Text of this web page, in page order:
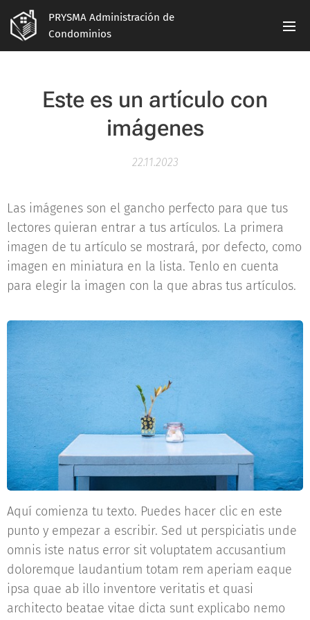
PRYSMA Administración de
Condominios
Este es un artículo con
imágenes
22.11.2023
Las imágenes son el gancho perfecto para que tus
lectores quieran entrar a tus artículos. La primera
imagen de tu artículo se mostrará, por defecto, como
imagen en miniatura en la lista. Tenlo en cuenta
para elegir la imagen con la que abras tus artículos.
Aquí comienza tu texto. Puedes hacer clic en este
punto y empezar a escribir. Sed ut perspiciatis unde
omnis iste natus error sit voluptatem accusantium
doloremque laudantium totam rem aperiam eaque
ipsa quae ab illo inventore veritatis et quasi
architecto beatae vitae dicta sunt explicabo nemo